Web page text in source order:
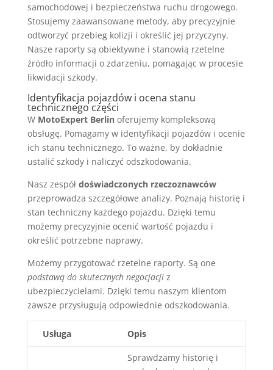
samochodowej i bezpieczeństwa ruchu drogowego.
Stosujemy zaawansowane metody, aby precyzyjnie
odtworzyć przebieg kolizji i określić jej przyczyny.
Nasze raporty są obiektywne i stanowią rzetelne
źródło informacji o zdarzeniu, pomagając w procesie
likwidacji szkody.
Identyfikacja pojazdów i ocena stanu
technicznego części
W MotoExpert Berlinoferujemy kompleksową
obsługę. Pomagamy w identyfikacji pojazdów i ocenie
ich stanu technicznego. To ważne, by dokładnie
ustalić szkody i naliczyć odszkodowania.
Nasz zespół doświadczonych rzeczoznawców
przeprowadza szczegółowe analizy. Poznają historię i
stan techniczny każdego pojazdu. Dzięki temu
możemy precyzyjnie ocenić wartość pojazdu i
określić potrzebne naprawy.
Możemy przygotować rzetelne raporty. Są one
podstawą do skutecznych negocjacjiz
ubezpieczycielami. Dzięki temu naszym klientom
zawsze przysługują odpowiednie odszkodowania.
Usługa Opis
Sprawdzamy historię i